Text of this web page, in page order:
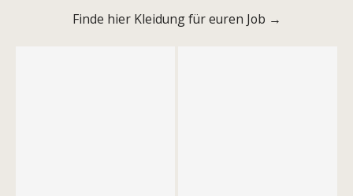
Finde hier Kleidung für euren Job →